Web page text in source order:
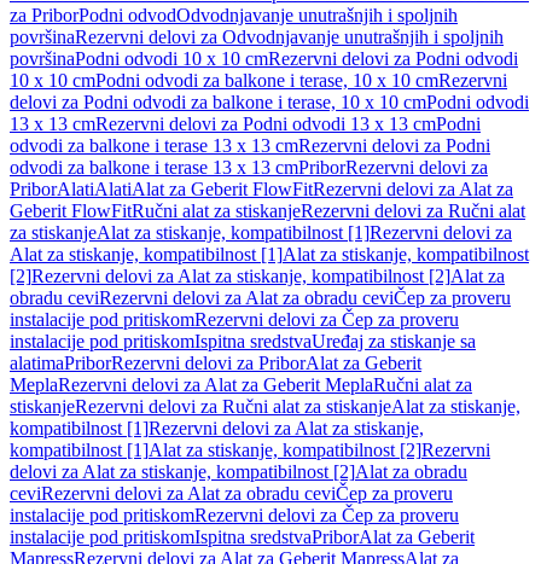
za PriborPodni odvodOdvodnjavanje unutrašnjih i spoljnih
površinaRezervni delovi za Odvodnjavanje unutrašnjih i spoljnih
površinaPodni odvodi 10 x 10 cmRezervni delovi za Podni odvodi
10 x 10 cmPodni odvodi za balkone i terase, 10 x 10 cmRezervni
delovi za Podni odvodi za balkone i terase, 10 x 10 cmPodni odvodi
13 x 13 cmRezervni delovi za Podni odvodi 13 x 13 cmPodni
odvodi za balkone i terase 13 x 13 cmRezervni delovi za Podni
odvodi za balkone i terase 13 x 13 cmPriborRezervni delovi za
PriborAlatiAlatiAlat za Geberit FlowFitRezervni delovi za Alat za
Geberit FlowFitRučni alat za stiskanjeRezervni delovi za Ručni alat
za stiskanjeAlat za stiskanje, kompatibilnost [1]Rezervni delovi za
Alat za stiskanje, kompatibilnost [1]Alat za stiskanje, kompatibilnost
[2]Rezervni delovi za Alat za stiskanje, kompatibilnost [2]Alat za
obradu ceviRezervni delovi za Alat za obradu ceviČep za proveru
instalacije pod pritiskomRezervni delovi za Čep za proveru
instalacije pod pritiskomIspitna sredstvaUređaj za stiskanje sa
alatimaPriborRezervni delovi za PriborAlat za Geberit
MeplaRezervni delovi za Alat za Geberit MeplaRučni alat za
stiskanjeRezervni delovi za Ručni alat za stiskanjeAlat za stiskanje,
kompatibilnost [1]Rezervni delovi za Alat za stiskanje,
kompatibilnost [1]Alat za stiskanje, kompatibilnost [2]Rezervni
delovi za Alat za stiskanje, kompatibilnost [2]Alat za obradu
ceviRezervni delovi za Alat za obradu ceviČep za proveru
instalacije pod pritiskomRezervni delovi za Čep za proveru
instalacije pod pritiskomIspitna sredstvaPriborAlat za Geberit
MapressRezervni delovi za Alat za Geberit MapressAlat za